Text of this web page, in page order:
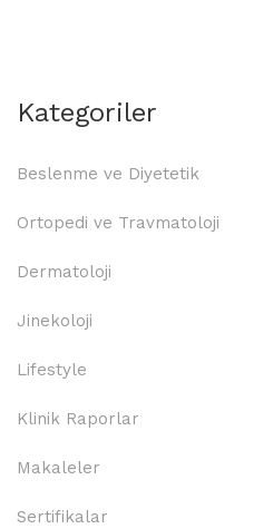
Kategoriler
Beslenme ve Diyetetik
Ortopedi ve Travmatoloji
Dermatoloji
Jinekoloji
Lifestyle
Klinik Raporlar
Makaleler
Sertifikalar